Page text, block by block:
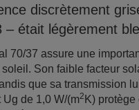
discrètement
était légèrement
70/37 assure une
Son faible facteur
que sa transmission
de 1,0 W/(m2 K)